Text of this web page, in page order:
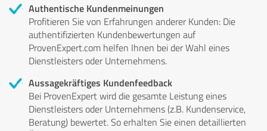
Authentische Kundenmeinungen
Profitieren Sie von Erfahrungen anderer Kunden: Die
authentifizierten Kundenbewertungen auf
ProvenExpert.com helfen Ihnen bei der Wahl eines
Dienstleisters oder Unternehmens.
Aussagekräftiges Kundenfeedback
Bei ProvenExpert wird die gesamte Leistung eines
Dienstleisters oder Unternehmens (z.B. Kundenservice,
Beratung) bewertet. So erhalten Sie einen detaillierten